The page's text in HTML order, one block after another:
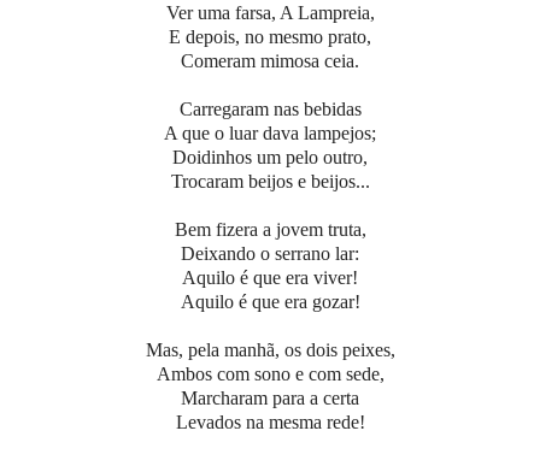
Ver uma farsa, A Lampreia,
E depois, no mesmo prato,
Comeram mimosa ceia.
Carregaram nas bebidas
A que o luar dava lampejos;
Doidinhos um pelo outro,
Trocaram beijos e beijos...
Bem fizera a jovem truta,
Deixando o serrano lar:
Aquilo é que era viver!
Aquilo é que era gozar!
Mas, pela manhã, os dois peixes,
Ambos com sono e com sede,
Marcharam para a certa
Levados na mesma rede!